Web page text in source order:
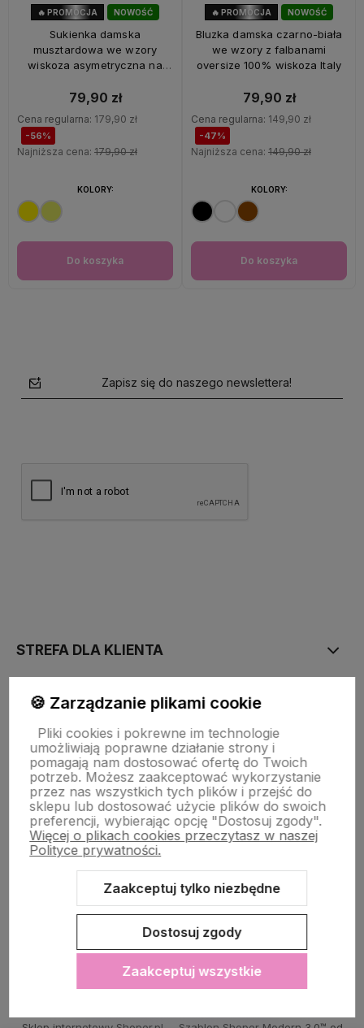
NOWOŚĆ
🔥 PROMOCJA
Sukienka damska
musztardowa we wzory
wiskoza asymetryczna na
79,90 zł
Cena regularna: 179,90 zł
-56%
Najniższa cena: 179,90 zł
Do koszyka
KOLORY:
NOWOŚĆ
🔥 PROMOCJA
Bluzka damska czarno-biała
we wzory z falbanami
oversize 100% wiskoza Italy
79,90 zł
Cena regularna: 149,90 zł
-47%
Najniższa cena: 149,90 zł
Do koszyka
KOLORY:
Zapisz się do naszego newslettera!
STREFA DLA KLIENTA
PŁATNOŚĆ I DOSTAWA
STRONY INFORMACYJNE
POMOC DLA KLIENTA
Zawartość tej strony jest chroniona prawem autorskim - PINK BOX®
🍪 Zarządzanie plikami cookie
Pliki cookies i pokrewne im technologie
umożliwiają poprawne działanie strony i
pomagają nam dostosować ofertę do Twoich
potrzeb. Możesz zaakceptować wykorzystanie
przez nas wszystkich tych plików i przejść do
sklepu lub dostosować użycie plików do swoich
preferencji, wybierając opcję "Dostosuj zgody".
Więcej o plikach cookies przeczytasz w naszej
Polityce prywatności.
Zaakceptuj tylko niezbędne
Dostosuj zgody
Zaakceptuj wszystkie